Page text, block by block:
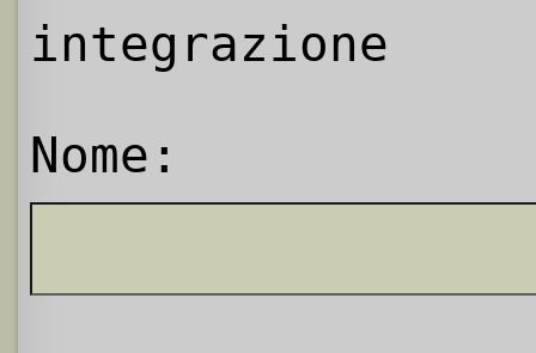
integrazione
Nome: